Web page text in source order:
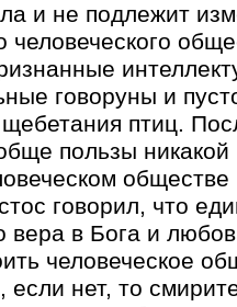
и не подлежит
человеческого
говоруны и
птиц.
пользы
говорил, что
вера в Бога и
человеческое
нет, то